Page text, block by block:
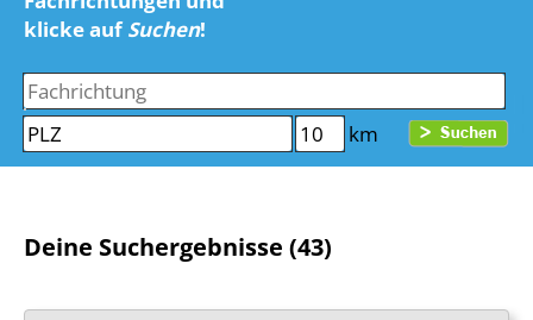
klicke aufSuchen!
km
Deine Suchergebnisse (43)